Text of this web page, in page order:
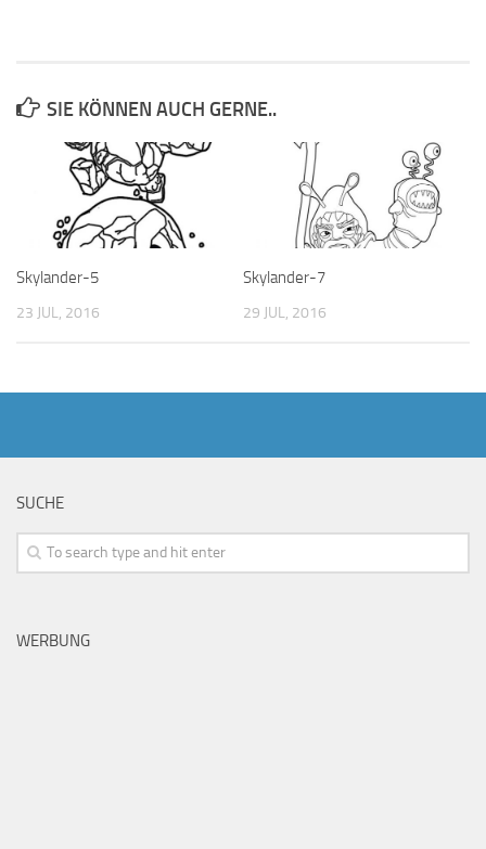
SIE KÖNNEN AUCH GERNE..
Skylander-5
23 JUL, 2016
Skylander-7
29 JUL, 2016
SUCHE
WERBUNG